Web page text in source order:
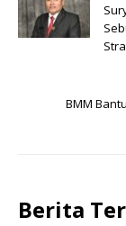
BMM
Berita